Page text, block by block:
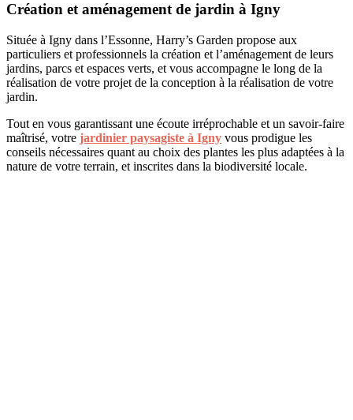
Création et aménagement de jardin à Igny
Située à Igny dans l’Essonne, Harry’s Garden propose aux
particuliers et professionnels la création et l’aménagement de leurs
jardins, parcs et espaces verts, et vous accompagne le long de la
réalisation de votre projet de la conception à la réalisation de votre
jardin.
Tout en vous garantissant une écoute irréprochable et un savoir-faire
maîtrisé, votre jardinier paysagiste à Igny vous prodigue les
conseils nécessaires quant au choix des plantes les plus adaptées à la
nature de votre terrain, et inscrites dans la biodiversité locale.